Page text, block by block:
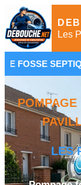
Les
•
POMPAGE
LES